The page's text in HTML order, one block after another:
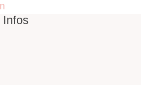
Infos